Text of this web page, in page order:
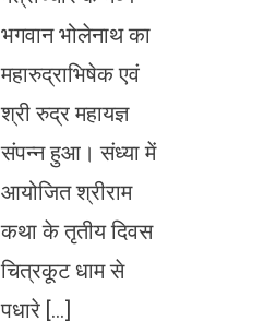
भगवान भोलेनाथ का
महारुद्राभिषेक एवं
श्री रुद्र महायज्ञ
संपन्न हुआ। संध्या में
आयोजित श्रीराम
कथा के तृतीय दिवस
चित्रकूट धाम से
पधारे […]